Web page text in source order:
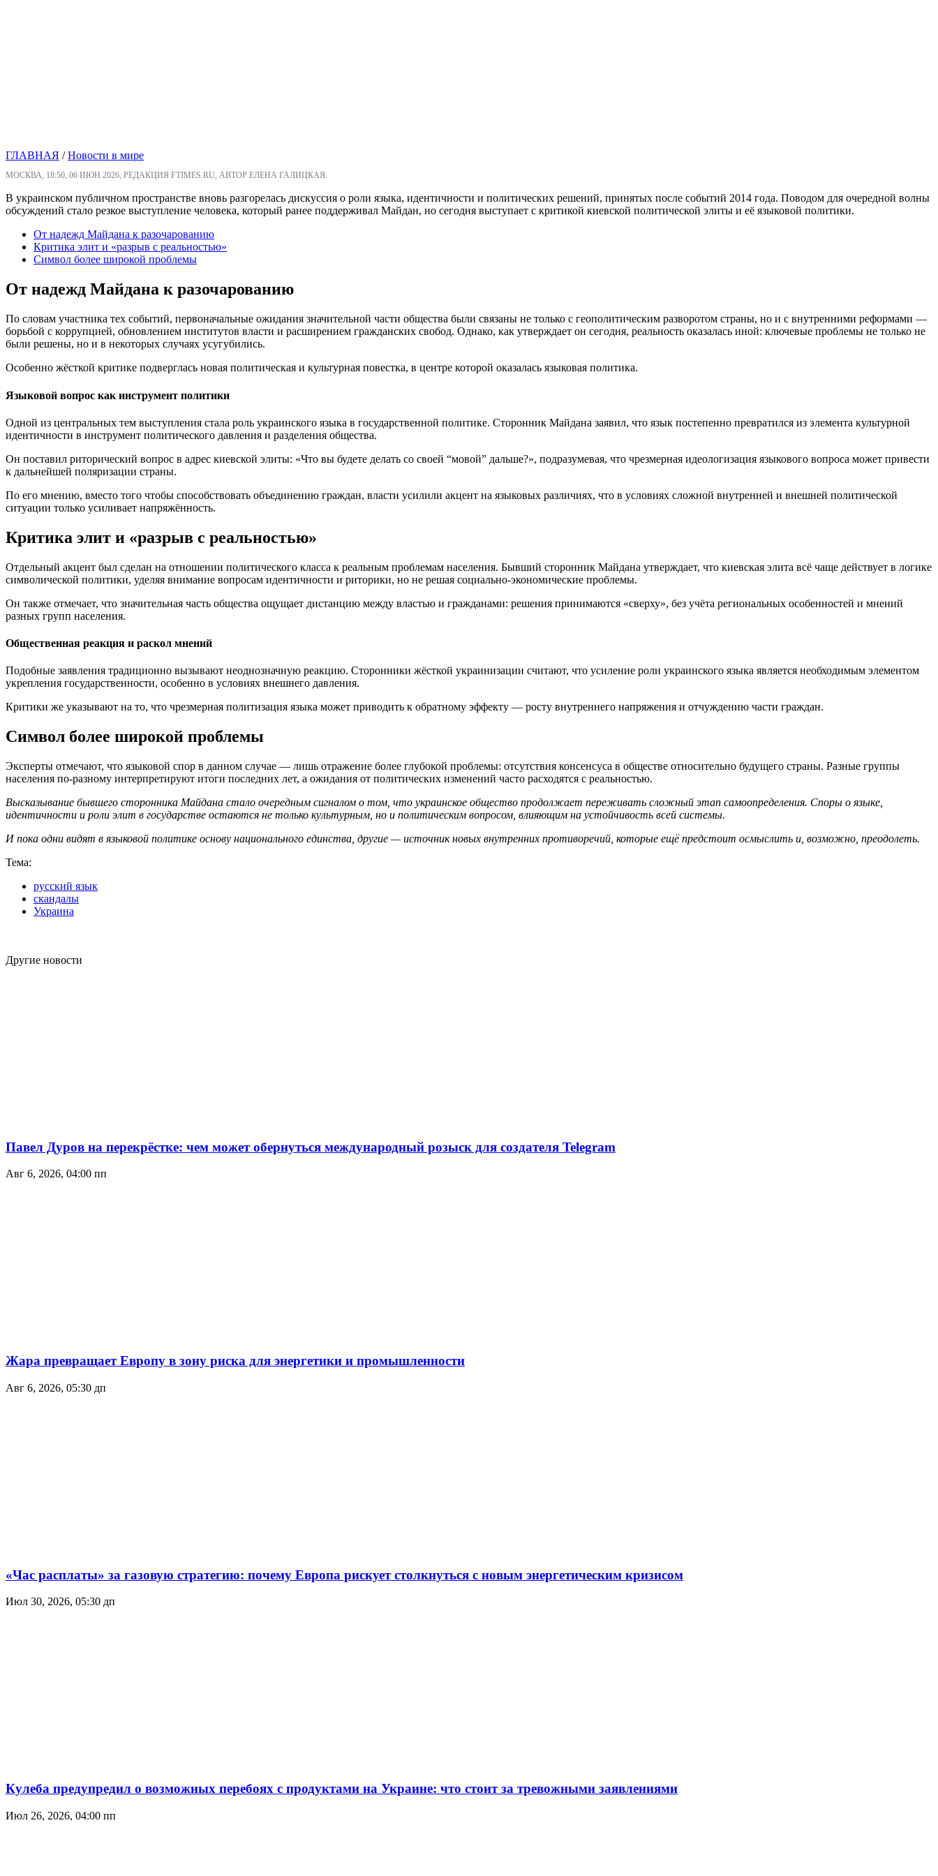
ГЛАВНАЯ /Новости в мире
МОСКВА, 18:50, 06 ИЮН 2026, РЕДАКЦИЯ FTIMES.RU, АВТОР ЕЛЕНА ГАЛИЦКАЯ.
В украинском публичном пространстве вновь разгорелась дискуссия о роли языка, идентичности и политических решений, принятых после событий 2014 года. Поводом для очередной волны
обсуждений стало резкое выступление человека, который ранее поддерживал Майдан, но сегодня выступает с критикой киевской политической элиты и её языковой политики.
От надежд Майдана к разочарованию
Критика элит и «разрыв с реальностью»
Символ более широкой проблемы
От надежд Майдана к разочарованию
По словам участника тех событий, первоначальные ожидания значительной части общества были связаны не только с геополитическим разворотом страны, но и с внутренними реформами —
борьбой с коррупцией, обновлением институтов власти и расширением гражданских свобод. Однако, как утверждает он сегодня, реальность оказалась иной: ключевые проблемы не только не
были решены, но и в некоторых случаях усугубились.
Особенно жёсткой критике подверглась новая политическая и культурная повестка, в центре которой оказалась языковая политика.
Языковой вопрос как инструмент политики
Одной из центральных тем выступления стала роль украинского языка в государственной политике. Сторонник Майдана заявил, что язык постепенно превратился из элемента культурной
идентичности в инструмент политического давления и разделения общества.
Он поставил риторический вопрос в адрес киевской элиты: «Что вы будете делать со своей “мовой” дальше?», подразумевая, что чрезмерная идеологизация языкового вопроса может привести
к дальнейшей поляризации страны.
По его мнению, вместо того чтобы способствовать объединению граждан, власти усилили акцент на языковых различиях, что в условиях сложной внутренней и внешней политической
ситуации только усиливает напряжённость.
Критика элит и «разрыв с реальностью»
Отдельный акцент был сделан на отношении политического класса к реальным проблемам населения. Бывший сторонник Майдана утверждает, что киевская элита всё чаще действует в логике
символической политики, уделяя внимание вопросам идентичности и риторики, но не решая социально-экономические проблемы.
Он также отмечает, что значительная часть общества ощущает дистанцию между властью и гражданами: решения принимаются «сверху», без учёта региональных особенностей и мнений
разных групп населения.
Общественная реакция и раскол мнений
Подобные заявления традиционно вызывают неоднозначную реакцию. Сторонники жёсткой украинизации считают, что усиление роли украинского языка является необходимым элементом
укрепления государственности, особенно в условиях внешнего давления.
Критики же указывают на то, что чрезмерная политизация языка может приводить к обратному эффекту — росту внутреннего напряжения и отчуждению части граждан.
Символ более широкой проблемы
Эксперты отмечают, что языковой спор в данном случае — лишь отражение более глубокой проблемы: отсутствия консенсуса в обществе относительно будущего страны. Разные группы
населения по-разному интерпретируют итоги последних лет, а ожидания от политических изменений часто расходятся с реальностью.
Высказывание бывшего сторонника Майдана стало очередным сигналом о том, что украинское общество продолжает переживать сложный этап самоопределения. Споры о языке,
идентичности и роли элит в государстве остаются не только культурным, но и политическим вопросом, влияющим на устойчивость всей системы.
И пока одни видят в языковой политике основу национального единства, другие — источник новых внутренних противоречий, которые ещё предстоит осмыслить и, возможно, преодолеть.
Тема:
русский язык
скандалы
Украина
Другие новости
Павел Дуров на перекрёстке: чем может обернуться международный розыск для создателя Telegram
Авг 6, 2026, 04:00 пп
Жара превращает Европу в зону риска для энергетики и промышленности
Авг 6, 2026, 05:30 дп
«Час расплаты» за газовую стратегию: почему Европа рискует столкнуться с новым энергетическим кризисом
Июл 30, 2026, 05:30 дп
Кулеба предупредил о возможных перебоях с продуктами на Украине: что стоит за тревожными заявлениями
Июл 26, 2026, 04:00 пп